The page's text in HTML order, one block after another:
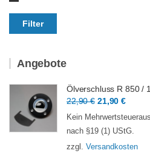
Min.
Preis
Max.
Preis
Filter
Angebote
Ölverschluss R 850 /
22,90€
Preis
war:
22,90 €
21,90€
Preis
ist:
21,90
Kein
nach §19 (1) UStG.
zzgl. Versandkosten